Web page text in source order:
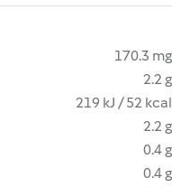
170.3 mg
2.2 g
219 kJ / 52 kcal
2.2 g
0.4 g
0.4 g